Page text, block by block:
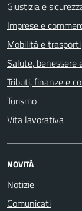
Giustizia e
Imprese e
Mobilità e trasporti
Salute, benessere
Tributi, finanze e
Turismo
Vita lavorativa
NOVITÀ
Notizie
Comunicati